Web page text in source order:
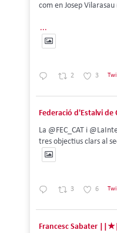
com en Josep
...
2 3
Federació d'Estalvi de
La @FEC_CAT i
tres objectius clars al
3 6
Francesc Sabater